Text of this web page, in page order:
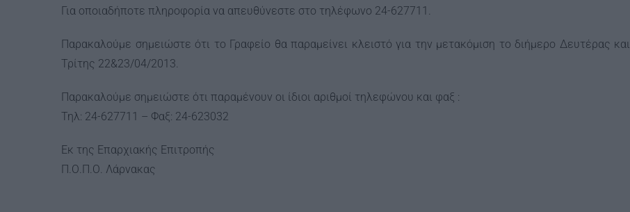
Για οποιαδήποτε πληροφορία να απευθύνεστε στο τηλέφωνο 24-627711.
Παρακαλούμε σημειώστε ότι το Γραφείο θα παραμείνει κλειστό για την μετακόμιση το διήμερο Δευτέρας και
Τρίτης 22&23/04/2013.
Παρακαλούμε σημειώστε ότι παραμένουν οι ίδιοι αριθμοί τηλεφώνου και φαξ :
Τηλ: 24-627711 – Φαξ: 24-623032
Εκ της Επαρχιακής Επιτροπής
Π.Ο.Π.Ο. Λάρνακας